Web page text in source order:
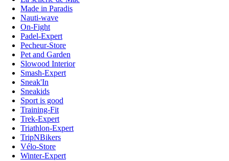
Made in Paradis
Nauti-wave
On-Fight
Padel-Expert
Pecheur-Store
Pet and Garden
Slowood Interior
Smash-Expert
Sneak'In
Sneakids
Sport is good
Training-Fit
Trek-Expert
Triathlon-Expert
TripNBikers
Vélo-Store
Winter-Expert